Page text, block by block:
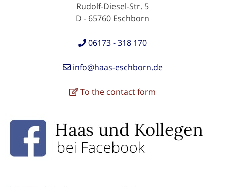
Rudolf-Diesel-Str. 5
D - 65760 Eschborn
06173 - 318 170
info@haas-eschborn.de
To the contact form